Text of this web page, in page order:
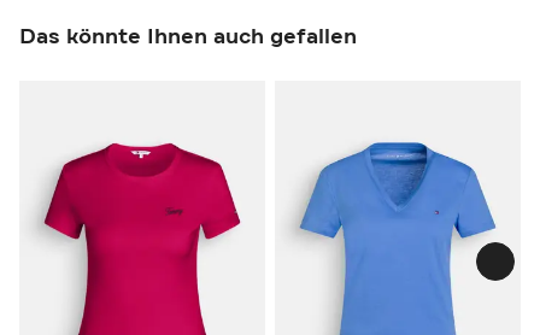
Das könnte Ihnen auch gefallen